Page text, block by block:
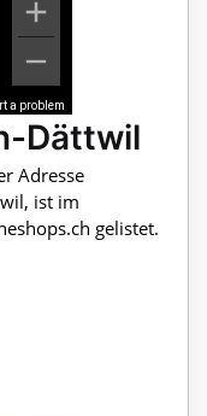
a problem
Dättwil
Adresse
ist im
gelistet.